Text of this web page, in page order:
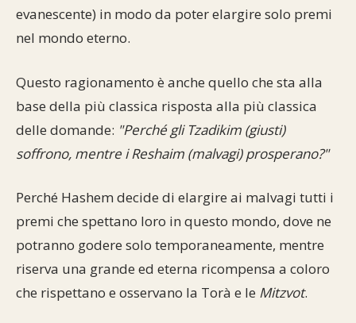
evanescente) in modo da poter elargire solo premi
nel mondo eterno.
Questo ragionamento è anche quello che sta alla
base della più classica risposta alla più classica
delle domande: "Perché gli Tzadikim (giusti)
soffrono, mentre i Reshaim (malvagi) prosperano?"
Perché Hashem decide di elargire ai malvagi tutti i
premi che spettano loro in questo mondo, dove ne
potranno godere solo temporaneamente, mentre
riserva una grande ed eterna ricompensa a coloro
che rispettano e osservano la Torà e le Mitzvot.